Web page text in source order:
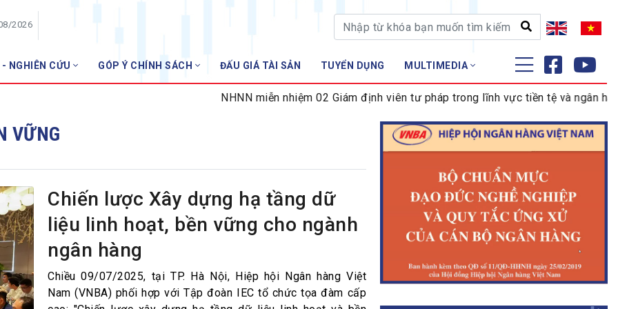
2026
NGHIÊN CỨU GÓP Ý CHÍNH SÁCH ĐẤU GIÁ TÀI SẢN TUYỂN DỤNG MULTIMEDIA
hàng
Tập huấn
NHNN miễn nhiệm 02 Giám định viên tư pháp trong lĩnh vực tiền tệ và ngân hàng
VỮNG
Chiến lược Xây dựng hạ tầng dữ
liệu linh hoạt, bền vững cho ngành
ngân hàng
Chiều 09/07/2025, tại TP. Hà Nội, Hiệp hội Ngân hàng Việt
Nam (VNBA) phối hợp với Tập đoàn IEC tổ chức tọa đàm cấp